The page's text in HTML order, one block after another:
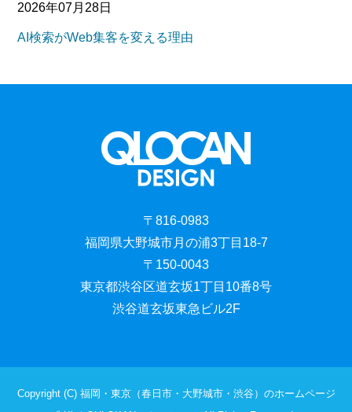
2026年07月28日
AI検索がWeb集客を変える理由
〒816-0983
福岡県大野城市月の浦3丁目18-7
〒150-0043
東京都渋谷区道玄坂1丁目10番8号
渋谷道玄坂東急ビル2F
Copyright (C) 福岡・東京（春日市・大野城市・渋谷）のホームページ